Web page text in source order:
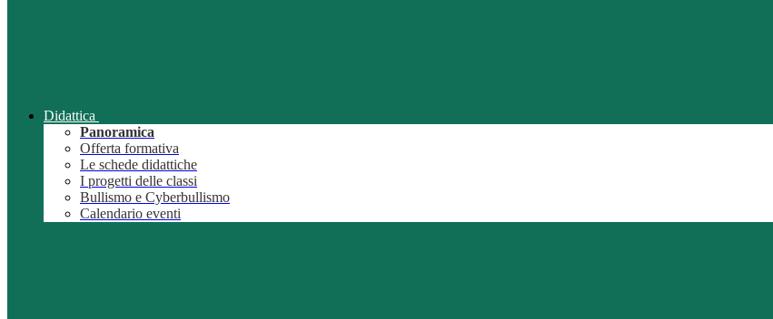
Didattica
Panoramica
Offerta formativa
Le schede didattiche
I progetti delle classi
Bullismo e Cyberbullismo
Calendario eventi